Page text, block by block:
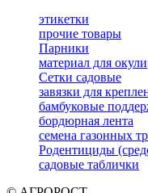
этикетки
прочие товары
Парники
материал для
Сетки садовые
завязки для
бамбуковые
бордюрная лента
семена газонных
Родентициды
садовые таблички